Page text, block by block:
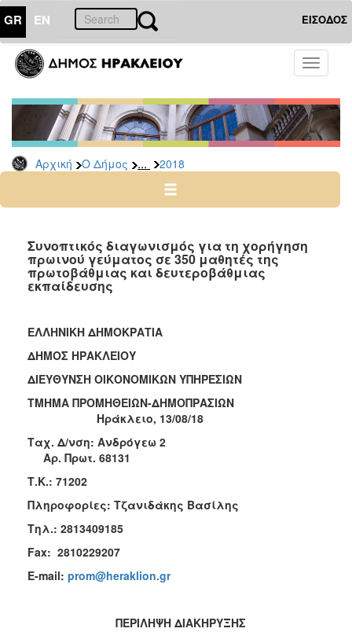
GR EN ΕΙΣΟΔΟΣ
Toggle
Αρχική Ο Δήμος ... 2018
ΔΗΜΟΣ
Διακηρύξεις
Δημοπρασίες
Αρχείο
2025
2023
2022
2015
2013
ΤΟΠΟΣ
Συνοπτικός διαγωνισμός για τη χορήγηση
πρωινού γεύματος σε 350 μαθητές της
πρωτοβάθμιας και δευτεροβάθμιας
εκπαίδευσης
ΕΛΛΗΝΙΚΗ ΔΗΜΟΚΡΑΤΙΑ
ΔΗΜΟΣ ΗΡΑΚΛΕΙΟΥ
ΔΙΕΥΘΥΝΣΗ ΟΙΚΟΝΟΜΙΚΩΝ ΥΠΗΡΕΣΙΩΝ
ΤΜΗΜΑ ΠΡΟΜΗΘΕΙΩΝ-ΔΗΜΟΠΡΑΣΙΩΝ
Ηράκλειο, 13/08/18
Ταχ. Δ/νση: Ανδρόγεω 2
Αρ. Πρωτ. 68131
Τ.Κ.: 71202
Πληροφορίες: Τζανιδάκης Βασίλης
Τηλ.: 2813409185
Fax: 2810229207
E-mail: prom@heraklion.gr
ΠΕΡΙΛΗΨΗ ΔΙΑΚΗΡΥΞΗΣ